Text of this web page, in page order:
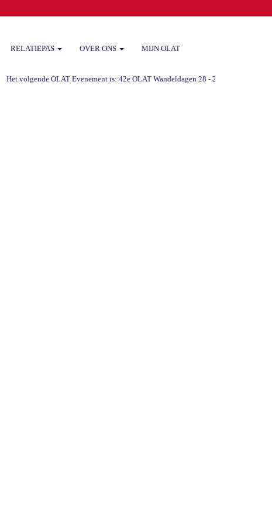
RELATIEPAS OVER ONS MIJN OLAT
Het volgende OLAT Evenement is: 42e OLAT Wandeldagen 28 - 29 -30 augustus